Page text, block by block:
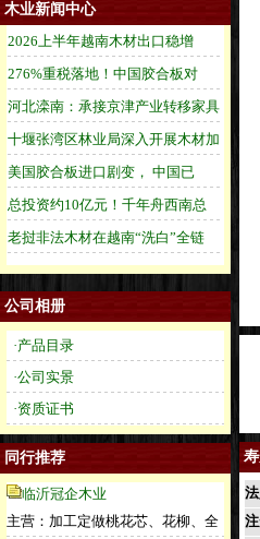
木业新闻中心
公司相册
·产品目录
·公司实景
·资质证书
同行推荐
临沂冠企木业
主营：加工定做桃花芯、花柳、全